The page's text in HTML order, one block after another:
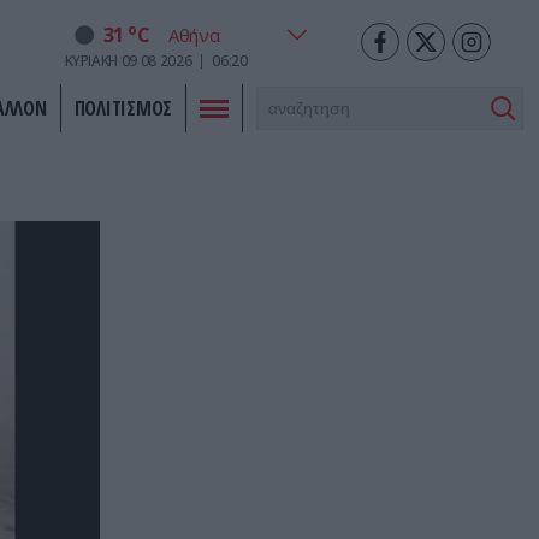
31 oC
ΚΥΡΙΑΚΗ 09 08 2026 06:20
ΠΟΛΙΤΙΣΜΟΣ